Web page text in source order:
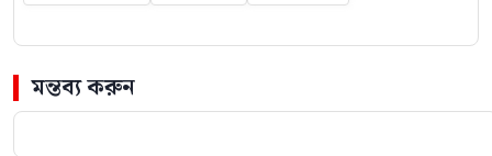
মন্তব্য করুন